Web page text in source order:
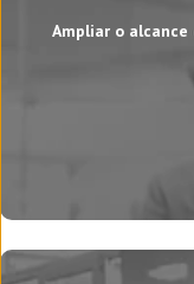
Ampliar o